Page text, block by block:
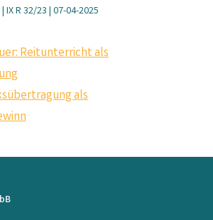
R 32/23 | 07-04-2025
Reitunterricht als
als